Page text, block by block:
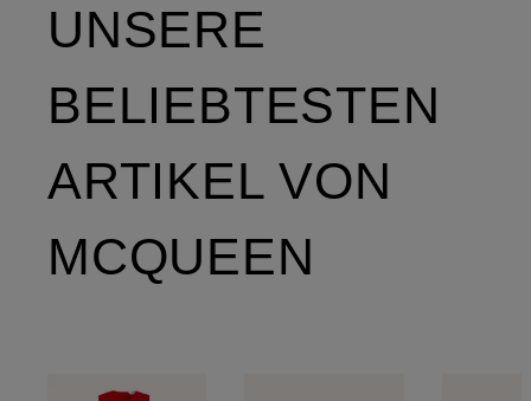
UNSERE
BELIEBTESTEN
ARTIKEL VON
MCQUEEN